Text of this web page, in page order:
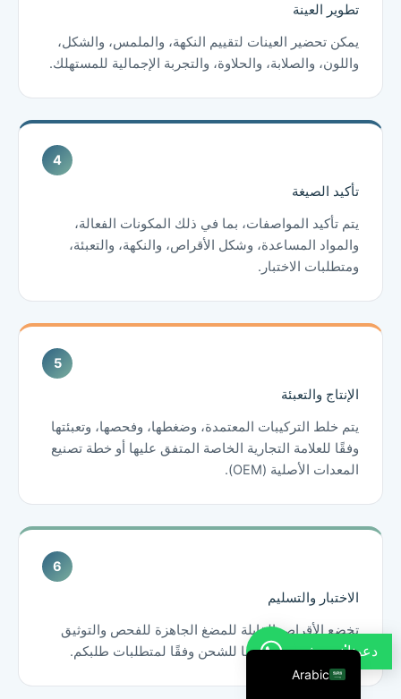
تطوير العينة
يمكن تحضير العينات لتقييم النكهة، والملمس، والشكل،
واللون، والصلابة، والحلاوة، والتجربة الإجمالية للمستهلك.
تأكيد الصيغة
يتم تأكيد المواصفات، بما في ذلك المكونات الفعالة،
والمواد المساعدة، وشكل الأقراص، والنكهة، والتعبئة،
ومتطلبات الاختبار.
الإنتاج والتعبئة
يتم خلط التركيبات المعتمدة، وضغطها، وفحصها، وتعبئتها
وفقًا للعلامة التجارية الخاصة المتفق عليها أو خطة تصنيع
المعدات الأصلية (OEM).
الاختبار والتسليم
تخضع الأقراص القابلة للمضغ الجاهزة للفحص والتوثيق
والتعبئة، ويتم تجهيزها للشحن وفقًا لمتطلبات طلبكم.
دعونا'ندردش
Arabic
English
Italian
Turkish
Spanish
French